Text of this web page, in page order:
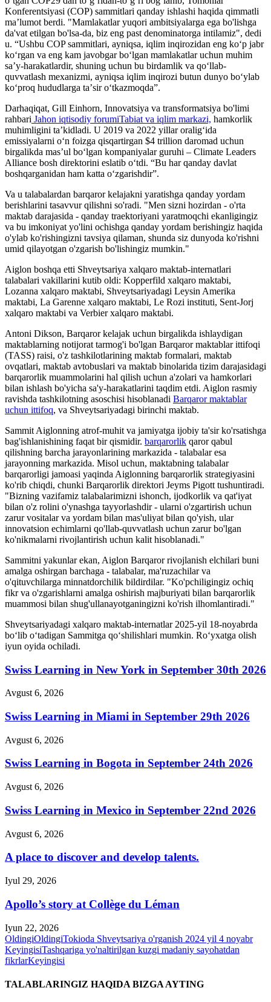
Konferentsiyasi (COP) sammitlari qanday ishlashi haqida qimmatli
maʼlumot berdi. "Mamlakatlar yuqori ambitsiyalarga ega bo'lishga
da'vat etilgan bo'lsa-da, biz eng past denominatorga intilamiz", dedi
u. “Ushbu COP sammitlari, ayniqsa, iqlim inqirozidan eng koʻp jabr
koʻrgan va eng kam javobgar boʻlgan mamlakatlar uchun muhim
saʼy-harakatlardir, shuning uchun bu birdamlik va qoʻllab-
quvvatlash mexanizmi, ayniqsa iqlim inqirozi butun dunyo boʻylab
koʻproq hududlarga taʼsir oʻtkazmoqda”.
Darhaqiqat, Gill Einhorn, Innovatsiya va transformatsiya bo'limi
rahbari Jahon iqtisodiy forumiTabiat va iqlim markazi, hamkorlik
muhimligini ta’kidladi. U 2019 va 2022 yillar oralig‘ida
emissiyalarni o‘n foizga qisqartirgan $4 trillion daromad uchun
birgalikda mas’ul bo‘lgan kompaniyalar guruhi – Climate Leaders
Alliance bosh direktorini eslatib o‘tdi. “Bu har qanday davlat
boshqarganidan ham katta o‘zgarishdir”.
Va u talabalardan barqaror kelajakni yaratishga qanday yordam
berishlarini tasavvur qilishni so'radi. "Men sizni hozirdan - o'rta
maktab darajasida - qanday traektoriyani yaratmoqchi ekanligingiz
va bu imkoniyat yo'lini ochishga qanday yordam berishingiz haqida
o'ylab ko'rishingizni tavsiya qilaman, shunda siz dunyoda ko'rishni
umid qilayotgan o'zgarish bo'lishingiz mumkin."
Aiglon boshqa etti Shveytsariya xalqaro maktab-internatlari
talabalari vakillarini kutib oldi: Kopperfild xalqaro maktabi,
Lozanna xalqaro maktabi, Shveytsariyadagi Leysin Amerika
maktabi, La Garenne xalqaro maktabi, Le Rozi instituti, Sent-Jorj
xalqaro maktabi va Verbier xalqaro maktabi.
Antoni Dikson, Barqaror kelajak uchun birgalikda ishlaydigan
maktablarning notijorat tarmog'i bo'lgan Barqaror maktablar ittifoqi
(TASS) raisi, o'z tashkilotlarining maktab formalari, maktab
ovqatlari, maktab avtobuslari va maktab binolarida tizim darajasidagi
barqarorlik muammolarini hal qilish uchun a'zolari va hamkorlari
bilan ishlash bo'yicha sa'y-harakatlarini taqdim etdi. Aiglon rasmiy
ravishda tashkilotning asoschisi hisoblanadi Barqaror maktablar
uchun ittifoq, va Shveytsariyadagi birinchi maktab.
Sammit Aiglonning atrof-muhit va jamiyatga ijobiy ta'sir ko'rsatishga
bag'ishlanishining faqat bir qismidir. barqarorlik qaror qabul
qilishning barcha jarayonlarining markazida - talabalar esa
jarayonning markazida. Misol uchun, maktabning talabalar
barqarorligi jamoasi yaqinda Aiglonning barqarorlik strategiyasini
ko'rib chiqdi, chunki Barqarorlik direktori Jeyms Pigott tushuntiradi.
"Bizning vazifamiz talabalarimizni ishonch, ijodkorlik va qat'iyat
bilan o'z rolini o'ynashga tayyorlashdir - ularni o'zgartirish uchun
zarur vositalar va yordam bilan mas'uliyat bilan qo'yish, ular
innovatsion echimlarni qo'llab-quvvatlash uchun zarur bo'lgan
ko'nikmalarni rivojlantirish uchun kalit hisoblanadi."
Sammitni yakunlar ekan, Aiglon Barqaror rivojlanish elchilari buni
amalga oshirgan barchaga - talabalar, ma'ruzachilar va
o'qituvchilarga minnatdorchilik bildirdilar. "Ko'pchiligingiz ochiq
fikr va o'zgarishlarni amalga oshirish majburiyati bilan barqarorlik
muammosi bilan shug'ullanayotganingizni ko'rish ilhomlantiradi."
Shveytsariyadagi xalqaro maktab-internatlar 2025-yil 18-noyabrda
boʻlib oʻtadigan Sammitga qoʻshilishlari mumkin. Roʻyxatga olish
iyun oyida ochiladi.
Swiss Learning in New York in September 30th 2026
Avgust 6, 2026
Swiss Learning in Miami in September 29th 2026
Avgust 6, 2026
Swiss Learning in Bogota in September 24th 2026
Avgust 6, 2026
Swiss Learning in Mexico in September 22nd 2026
Avgust 6, 2026
A place to discover and develop talents.
Iyul 29, 2026
Apollo’s story at Collège du Léman
Iyun 22, 2026
OldingiOldingiTokioda Shveytsariya o'rganish 2024 yil 4 noyabr
KeyingisiTashqariga yo'naltirilgan kuzgi madaniy sayohatdan
fikrlarKeyingisi
TALABLARINGIZ HAQIDA BIZGA AYTING